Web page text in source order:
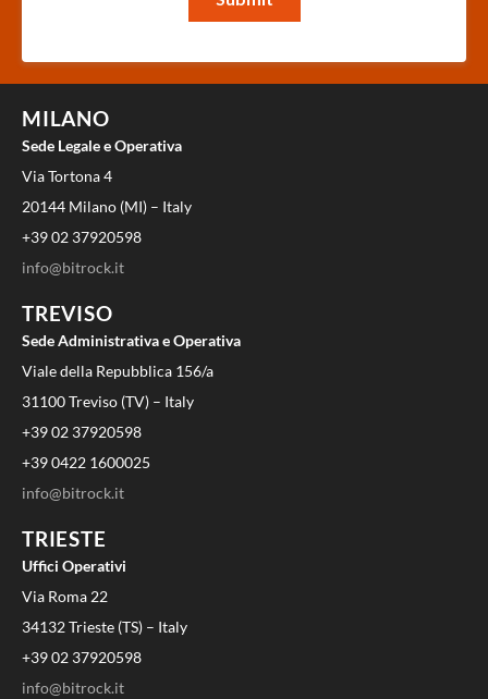
MILANO
Sede Legale e Operativa
Via Tortona 4
20144 Milano (MI) – Italy
+39 02 37920598
info@bitrock.it
TREVISO
Sede Administrativa e Operativa
Viale della Repubblica 156/a
31100 Treviso (TV) – Italy
+39 02 37920598
+39 0422 1600025
info@bitrock.it
TRIESTE
Uffici Operativi
Via Roma 22
34132 Trieste (TS) – Italy
+39 02 37920598
info@bitrock.it